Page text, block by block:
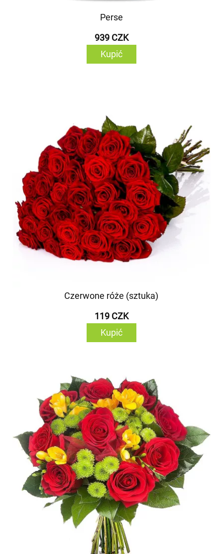
Perse
939 CZK
Kupić
Czerwone róże (sztuka)
119 CZK
Kupić